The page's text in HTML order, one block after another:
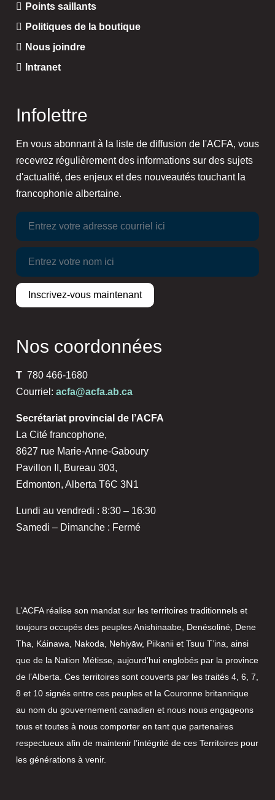
Points saillants
Politiques de la boutique
Nous joindre
Intranet
Infolettre
En vous abonnant à la liste de diffusion de l'ACFA, vous
recevrez régulièrement des informations sur des sujets
d'actualité, des enjeux et des nouveautés touchant la
francophonie albertaine.
Nos coordonnées
T 780 466-1680
Courriel: acfa@acfa.ab.ca
Secrétariat provincial de l’ACFA
La Cité francophone,
8627 rue Marie-Anne-Gaboury
Pavillon II, Bureau 303,
Edmonton, Alberta T6C 3N1
Lundi au vendredi : 8:30 – 16:30
Samedi – Dimanche : Fermé
L’ACFA réalise son mandat sur les territoires traditionnels et
toujours occupés des peuples Anishinaabe, Denésoliné, Dene
Tha, Káinawa, Nakoda, Nehiyāw, Piikanii et Tsuu T’ina, ainsi
que de la Nation Métisse, aujourd’hui englobés par la province
de l’Alberta. Ces territoires sont couverts par les traités 4, 6, 7,
8 et 10 signés entre ces peuples et la Couronne britannique
au nom du gouvernement canadien et nous nous engageons
tous et toutes à nous comporter en tant que partenaires
respectueux afin de maintenir l’intégrité de ces Territoires pour
les générations à venir.